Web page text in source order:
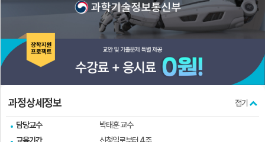
과정상세정보 접기
담당교수
박태훈 교수